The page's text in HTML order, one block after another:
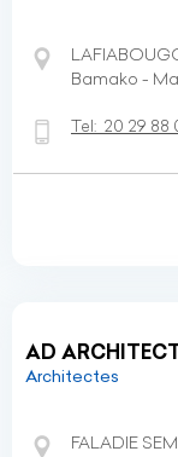
Bamako -
Tel: 20 29 88
AD
Architectes
FALADIE